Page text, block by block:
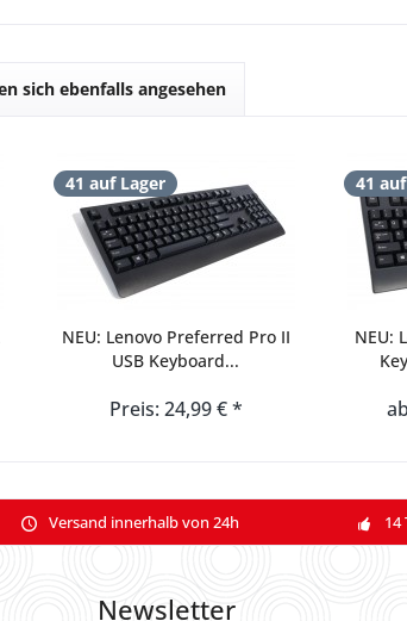
sich ebenfalls angesehen
41 auf Lager
NEU: Lenovo Preferred Pro II
USB Keyboard...
Preis: 24,99 € *
41
NEU:
Versand innerhalb von 24h 14
Newsletter